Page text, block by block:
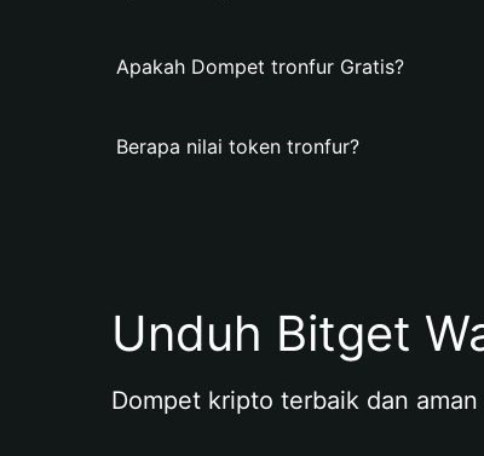
Apakah Dompet tronfur Gratis?
Berapa nilai token tronfur?
Unduh Bitget
Dompet kripto terbaik dan